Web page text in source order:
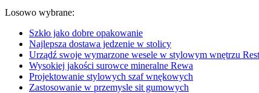
Losowo wybrane:
Szkło jako dobre opakowanie
Najlepsza dostawa jedzenie w stolicy
Urządź swoje wymarzone wesele w stylowym wnętrzu
Wysokiej jakości surowce mineralne Rewa
Projektowanie stylowych szaf wnękowych
Zastosowanie w przemysle sit gumowych